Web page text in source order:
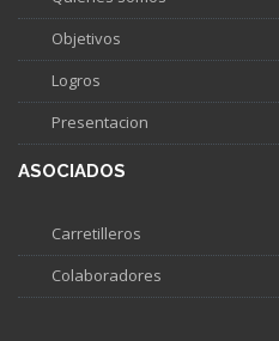
Objetivos
Logros
Presentacion
ASOCIADOS
Carretilleros
Colaboradores